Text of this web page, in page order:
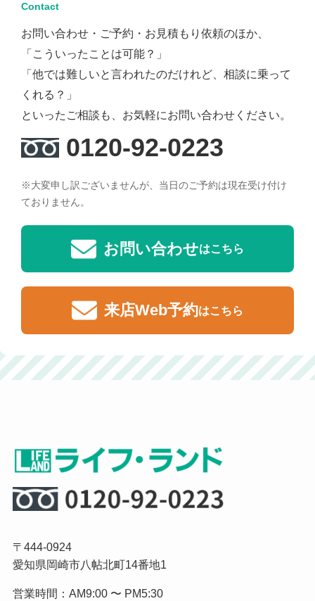
Contact
お問い合わせ・ご予約・お見積もり依頼のほか、
「こういったことは可能？」
「他では難しいと言われたのだけれど、相談に乗って
くれる？」
といったご相談も、お気軽にお問い合わせください。
0120-92-0223
※大変申し訳ございませんが、当日のご予約は現在受け付け
ておりません。
お問い合わせはこちら
来店Web予約はこちら
〒444-0924
愛知県岡崎市八帖北町14番地1
営業時間：AM9:00 〜 PM5:30